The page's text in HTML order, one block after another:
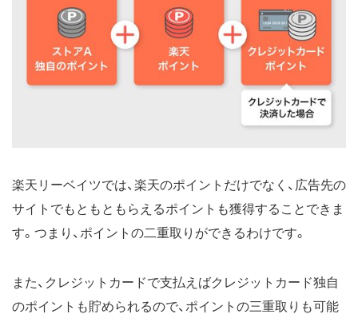
楽天リーベイツでは、楽天のポイントだけでなく、広告先の
サイトでもともともらえるポイントも獲得することできま
す。つまり、ポイントの二重取りができるわけです。
また、クレジットカードで支払えばクレジットカード独自
のポイントも貯められるので、ポイントの三重取りも可能